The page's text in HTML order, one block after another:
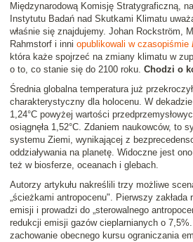
Międzynarodową Komisję Stratygraficzną,
Instytutu Badań nad Skutkami Klimatu
właśnie się znajdujemy. Johan Rockström,
Rahmstorf i inni opublikowali w czasopiśmie
która każe spojrzeć na zmiany klimatu w
o to, co stanie się do 2100 roku. Chodzi o
Średnia globalna temperatura już
charakterystyczny dla holocenu. W dekadzie
1,24°C powyżej wartości
osiągnęła 1,52°C. Zdaniem naukowców, to
systemu Ziemi, wynikającej z
oddziaływania na planetę. Widoczne jest
też w biosferze, oceanach i glebach.
Autorzy artykułu nakreślili trzy możliwe
„ścieżkami antropocenu". Pierwszy zakłada
emisji i prowadzi do „sterowalnego
redukcji emisji gazów cieplarnianych o
zachowanie obecnego kursu ograniczania